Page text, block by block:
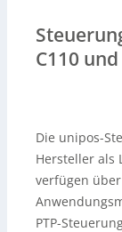
C110 und
Die unipos-
Hersteller als
verfügen
PTP-